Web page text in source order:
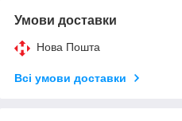
Умови доставки
Нова Пошта
Всі умови доставки